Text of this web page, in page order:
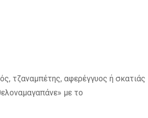
τζαναμπέτης, αφερέγγυος ή σκατιάς
με το